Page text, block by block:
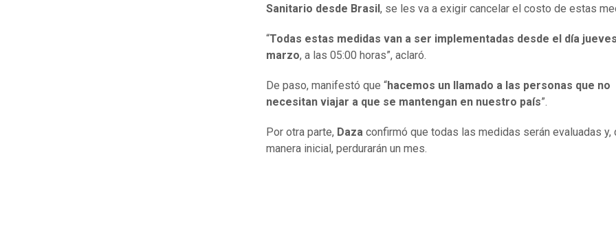
Sanitario desde Brasil, se les va a exigir cancelar el costo de estas
“Todas estas medidas van a ser implementadas desde el día
marzo, a las 05:00 horas”, aclaró.
De paso, manifestó que “hacemos un llamado a las personas que no
necesitan viajar a que se mantengan en nuestro país”.
Por otra parte, Daza confirmó que todas las medidas serán evaluadas y,
manera inicial, perdurarán un mes.